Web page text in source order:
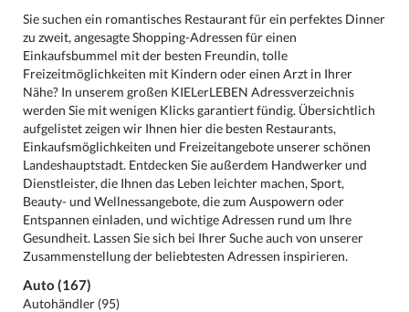
Sie suchen ein romantisches Restaurant für ein perfektes Dinner
zu zweit, angesagte Shopping-Adressen für einen
Einkaufsbummel mit der besten Freundin, tolle
Freizeitmöglichkeiten mit Kindern oder einen Arzt in Ihrer
Nähe? In unserem großen KIELerLEBEN Adressverzeichnis
werden Sie mit wenigen Klicks garantiert fündig. Übersichtlich
aufgelistet zeigen wir Ihnen hier die besten Restaurants,
Einkaufsmöglichkeiten und Freizeitangebote unserer schönen
Landeshauptstadt. Entdecken Sie außerdem Handwerker und
Dienstleister, die Ihnen das Leben leichter machen, Sport,
Beauty- und Wellnessangebote, die zum Auspowern oder
Entspannen einladen, und wichtige Adressen rund um Ihre
Gesundheit. Lassen Sie sich bei Ihrer Suche auch von unserer
Zusammenstellung der beliebtesten Adressen inspirieren.
Auto (167)
Autohändler (95)